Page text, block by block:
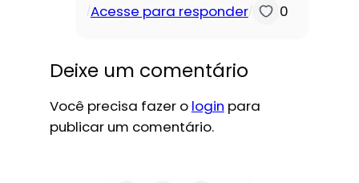
/Acesse para responder/ 0
Deixe um comentário
Você precisa fazer o login para
publicar um comentário.